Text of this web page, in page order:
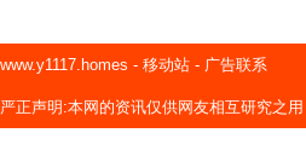
www.y1117.homes - 移动站 - 广告联系
严正声明:本网的资讯仅供网友相互研究之